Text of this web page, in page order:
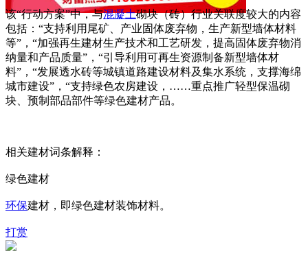
该“行动方案”中，与混凝土砌块（砖）行业关联度较大的内容
包括：“支持利用尾矿、产业固体废弃物，生产新型墙体材料
等”，“加强再生建材生产技术和工艺研发，提高固体废弃物消
纳量和产品质量”，“引导利用可再生资源制备新型墙体材
料”，“发展透水砖等城镇道路建设材料及集水系统，支撑海绵
城市建设”，“支持绿色农房建设，……重点推广轻型保温砌
块、预制部品部件等绿色建材产品。
相关建材词条解释：
绿色建材
环保建材，即绿色建材装饰材料。
打赏